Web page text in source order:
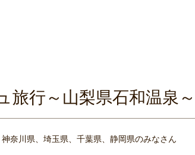
旅行～山梨県石和温泉～
奈川県、埼玉県、千葉県、静岡県のみなさん